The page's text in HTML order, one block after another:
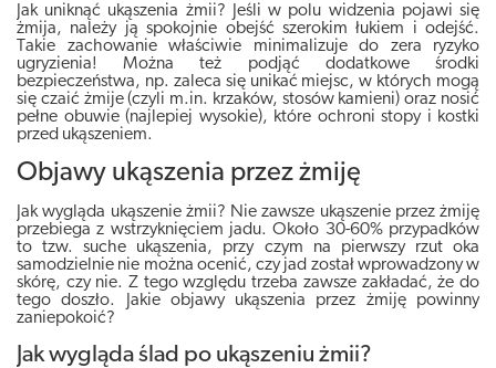
Jak uniknąć ukąszenia żmii? Jeśli w polu widzenia pojawi się
żmija, należy ją spokojnie obejść szerokim łukiem i odejść.
Takie zachowanie właściwie minimalizuje do zera ryzyko
ugryzienia! Można też podjąć dodatkowe środki
bezpieczeństwa, np. zaleca się unikać miejsc, w których mogą
się czaić żmije (czyli m.in. krzaków, stosów kamieni) oraz nosić
pełne obuwie (najlepiej wysokie), które ochroni stopy i kostki
przed ukąszeniem.
Objawy ukąszenia przez żmiję
Jak wygląda ukąszenie żmii? Nie zawsze ukąszenie przez żmiję
przebiega z wstrzyknięciem jadu. Około 30-60% przypadków
to tzw. suche ukąszenia, przy czym na pierwszy rzut oka
samodzielnie nie można ocenić, czy jad został wprowadzony w
skórę, czy nie. Z tego względu trzeba zawsze zakładać, że do
tego doszło. Jakie objawy ukąszenia przez żmiję powinny
zaniepokoić?
Jak wygląda ślad po ukąszeniu żmii?